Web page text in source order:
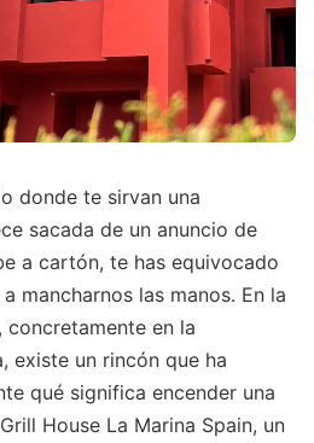
donde te sirvan una
sacada de un anuncio de
a cartón, te has equivocado
mancharnos las manos. En la
concretamente en la
existe un rincón que ha
qué significa encender una
House La Marina Spain, un